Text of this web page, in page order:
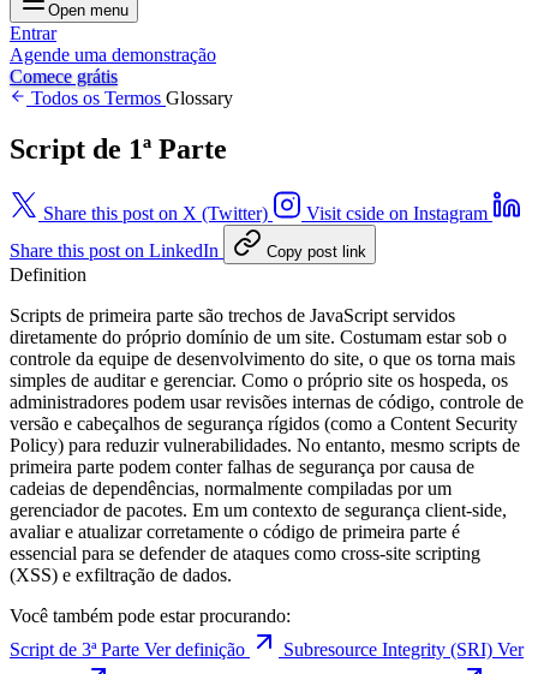
Open menu
Entrar
Agende uma demonstração
Comece grátis
Todos os Termos Glossary
Script de 1ª Parte
Share this post on X (Twitter)
Visit cside on Instagram
Share this post on LinkedIn
Copy post link
Definition
Scripts de primeira parte são trechos de JavaScript servidos
diretamente do próprio domínio de um site. Costumam estar sob o
controle da equipe de desenvolvimento do site, o que os torna mais
simples de auditar e gerenciar. Como o próprio site os hospeda, os
administradores podem usar revisões internas de código, controle de
versão e cabeçalhos de segurança rígidos (como a Content Security
Policy) para reduzir vulnerabilidades. No entanto, mesmo scripts de
primeira parte podem conter falhas de segurança por causa de
cadeias de dependências, normalmente compiladas por um
gerenciador de pacotes. Em um contexto de segurança client-side,
avaliar e atualizar corretamente o código de primeira parte é
essencial para se defender de ataques como cross-site scripting
(XSS) e exfiltração de dados.
Você também pode estar procurando:
Script de 3ª Parte Ver definição Subresource Integrity (SRI) Ver